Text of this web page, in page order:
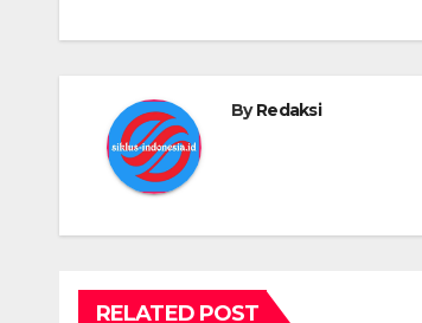
ByRedaksi
RELATED POST